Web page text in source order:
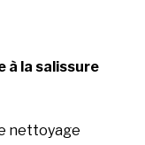
à la salissure
nettoyage